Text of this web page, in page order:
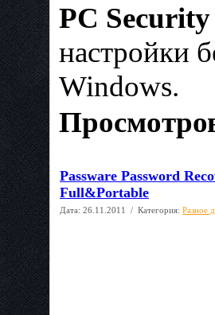
PC
настройки
Windows.
Passware Password
Full&Portable
Дата: 26.11.2011 / Категория: Разное